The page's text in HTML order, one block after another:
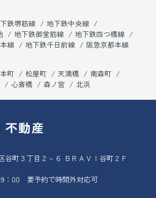
鉄堺筋線
地下鉄中央線
地下鉄御堂筋線
地下鉄四つ橋線
線 地下鉄千日前線
阪急京都本線
町 松屋町 天満橋
南森町
心斎橋 森ノ宮 北浜
不動産
谷町３丁目２－６ ＢＲＡＶＩ谷町２Ｆ
：00 要予約で時間外対応可